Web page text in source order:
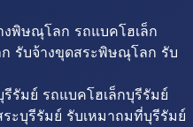
พิษณุโลก รถแบคโฮเล็ก
รับจ้างขุดสระพิษณุโลก รับ
รัมย์ รถแบคโฮเล็กบุรีรัมย์
ะบุรีรัมย์ รับเหมาถมที่บุรีรัมย์